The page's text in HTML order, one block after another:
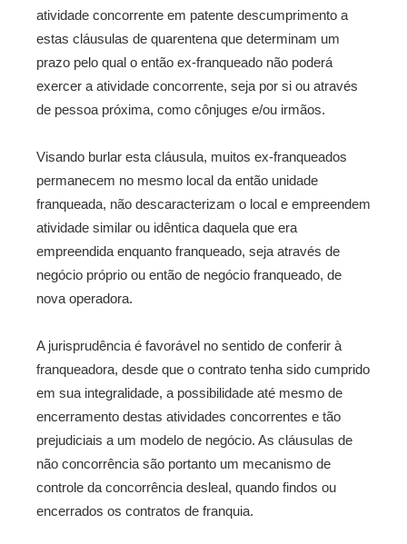
atividade concorrente em patente descumprimento a
estas cláusulas de quarentena que determinam um
prazo pelo qual o então ex-franqueado não poderá
exercer a atividade concorrente, seja por si ou através
de pessoa próxima, como cônjuges e/ou irmãos.
Visando burlar esta cláusula, muitos ex-franqueados
permanecem no mesmo local da então unidade
franqueada, não descaracterizam o local e empreendem
atividade similar ou idêntica daquela que era
empreendida enquanto franqueado, seja através de
negócio próprio ou então de negócio franqueado, de
nova operadora.
A jurisprudência é favorável no sentido de conferir à
franqueadora, desde que o contrato tenha sido cumprido
em sua integralidade, a possibilidade até mesmo de
encerramento destas atividades concorrentes e tão
prejudiciais a um modelo de negócio. As cláusulas de
não concorrência são portanto um mecanismo de
controle da concorrência desleal, quando findos ou
encerrados os contratos de franquia.